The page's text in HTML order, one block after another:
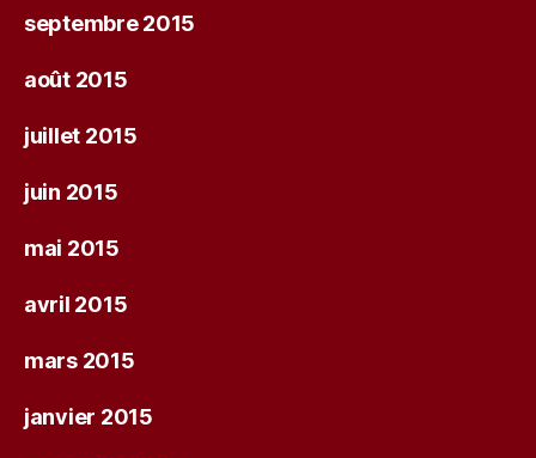
septembre 2015
août 2015
juillet 2015
juin 2015
mai 2015
avril 2015
mars 2015
janvier 2015